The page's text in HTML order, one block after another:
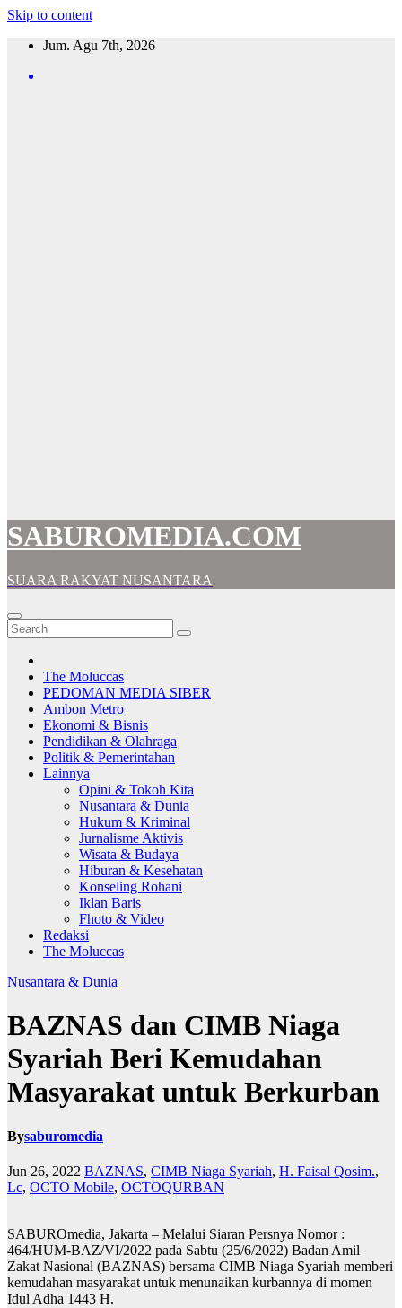
Skip to content
Jum. Agu 7th, 2026
SABUROMEDIA.COM
SUARA RAKYAT NUSANTARA
The Moluccas
PEDOMAN MEDIA SIBER
Ambon Metro
Ekonomi & Bisnis
Pendidikan & Olahraga
Politik & Pemerintahan
Lainnya
Opini & Tokoh Kita
Nusantara & Dunia
Hukum & Kriminal
Jurnalisme Aktivis
Wisata & Budaya
Hiburan & Kesehatan
Konseling Rohani
Iklan Baris
Fhoto & Video
Redaksi
The Moluccas
Nusantara & Dunia
BAZNAS dan CIMB Niaga
Syariah Beri Kemudahan
Masyarakat untuk Berkurban
Bysaburomedia
Jun 26, 2022 BAZNAS, CIMB Niaga Syariah, H. Faisal Qosim.,
Lc, OCTO Mobile, OCTOQURBAN
SABUROmedia, Jakarta – Melalui Siaran Persnya Nomor :
464/HUM-BAZ/VI/2022 pada Sabtu (25/6/2022) Badan Amil
Zakat Nasional (BAZNAS) bersama CIMB Niaga Syariah memberi
kemudahan masyarakat untuk menunaikan kurbannya di momen
Idul Adha 1443 H.